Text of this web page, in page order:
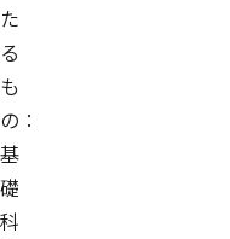
た
る
も
の：
基
礎
科